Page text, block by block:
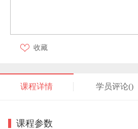
收藏
课程详情 学员评论()
课程参数